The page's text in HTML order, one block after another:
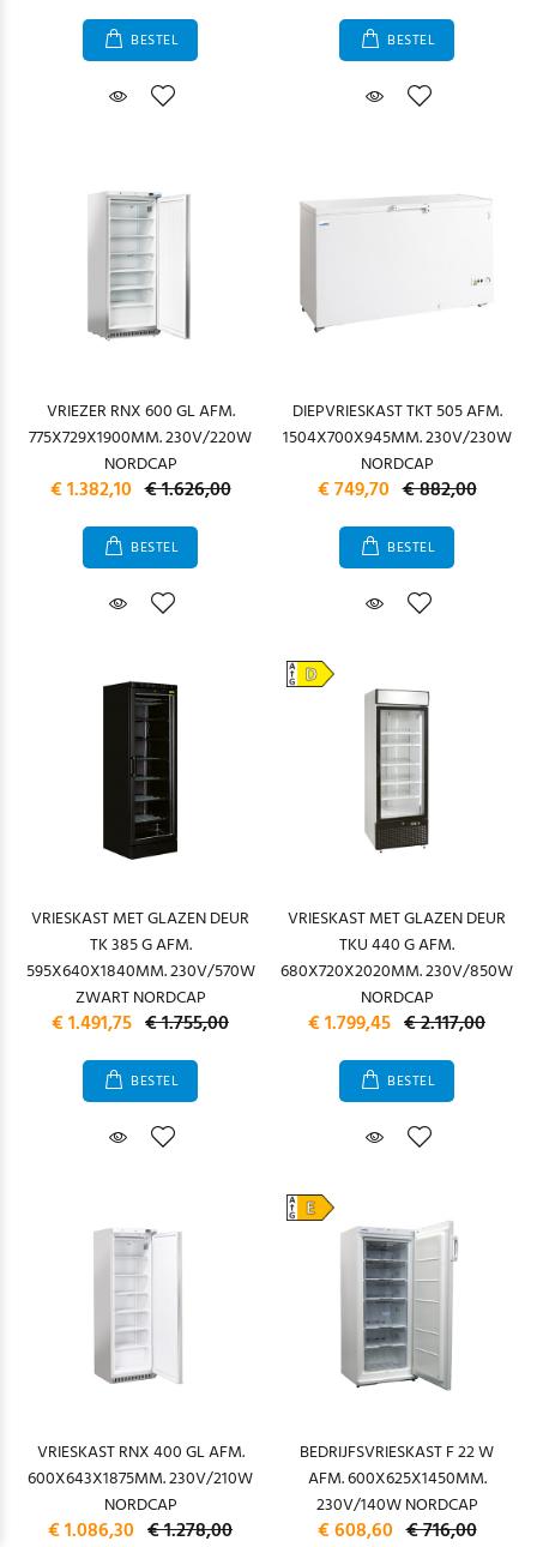
BESTEL BESTEL
VRIEZER RNX 600 GL AFM.
775X729X1900MM. 230V/220W
NORDCAP
€ 1.382,10 € 1.626,00
BESTEL
DIEPVRIESKAST TKT 505 AFM.
1504X700X945MM. 230V/230W
NORDCAP
€ 749,70 € 882,00
BESTEL
VRIESKAST MET GLAZEN DEUR
TK 385 G AFM.
595X640X1840MM. 230V/570W
ZWART NORDCAP
€ 1.491,75 € 1.755,00
BESTEL
VRIESKAST MET GLAZEN DEUR
TKU 440 G AFM.
680X720X2020MM. 230V/850W
NORDCAP
€ 1.799,45 € 2.117,00
BESTEL
VRIESKAST RNX 400 GL AFM.
600X643X1875MM. 230V/210W
NORDCAP
€ 1.086,30 € 1.278,00
BEDRIJFSVRIESKAST F 22 W
AFM. 600X625X1450MM.
230V/140W NORDCAP
€ 608,60 € 716,00